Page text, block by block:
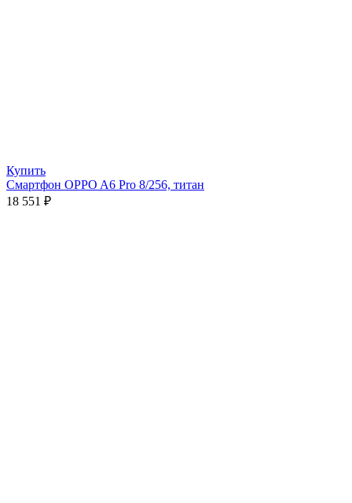
Купить
Смартфон OPPO A6 Pro 8/256, титан
18 551 ₽